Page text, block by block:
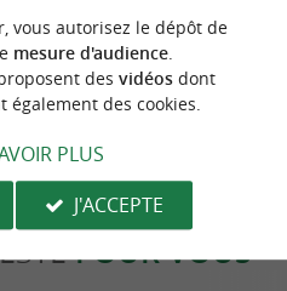
à jour :13/06/2026 à 06:52:26
:Ville d'Anglet -CC BY-
NC-ND 4.0
POUR VOUS
vous autorisez le dépôt de
mesure d'audience.
des vidéosdont
des cookies.
PLUS
J'ACCEPTE